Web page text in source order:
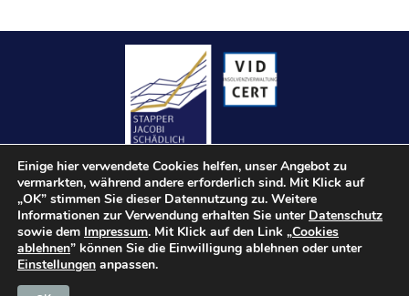
Kontakt
Einige hier verwendete Cookies helfen, unser Angebot zu
vermarkten, während andere erforderlich sind. Mit Klick auf
„OK” stimmen Sie dieser Datennutzung zu. Weitere
Informationen zur Verwendung erhalten Sie unter Datenschutz
sowie dem Impressum. Mit Klick auf den Link „Cookies
ablehnen” können Sie die Einwilligung ablehnen oder unter
Einstellungen anpassen.